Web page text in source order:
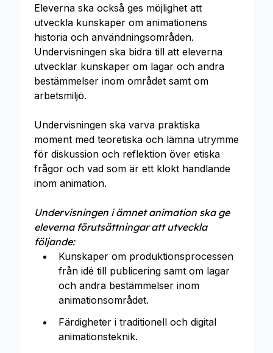
Eleverna ska också ges möjlighet att
utveckla kunskaper om animationens
historia och användningsområden.
Undervisningen ska bidra till att eleverna
utvecklar kunskaper om lagar och andra
bestämmelser inom området samt om
arbetsmiljö.
Undervisningen ska varva praktiska
moment med teoretiska och lämna utrymme
för diskussion och reflektion över etiska
frågor och vad som är ett klokt handlande
inom animation.
Undervisningen i ämnet animation ska ge
eleverna förutsättningar att utveckla
följande:
Kunskaper om produktionsprocessen
från idé till publicering samt om lagar
och andra bestämmelser inom
animationsområdet.
Färdigheter i traditionell och digital
animationsteknik.